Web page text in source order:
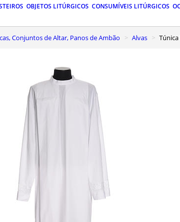
OBJETOS LITÚRGICOS CONSUMÍVEIS LITÚRGICOS
Conjuntos de Altar, Panos de Ambão Alvas